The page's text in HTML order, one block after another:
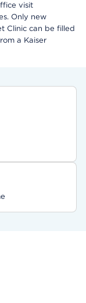
visit
Only new
Clinic can be filled
a Kaiser